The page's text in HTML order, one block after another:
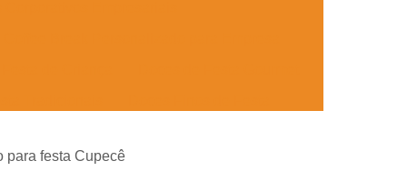
de Formatura
para festa Cupecê